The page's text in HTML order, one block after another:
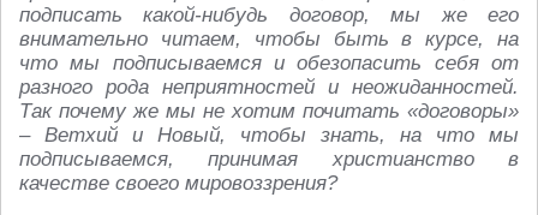
подписать какой-нибудь договор, мы же его
внимательно читаем, чтобы быть в курсе, на
что мы подписываемся и обезопасить себя от
разного рода неприятностей и неожиданностей.
Так почему же мы не хотим почитать «договоры»
– Ветхий и Новый, чтобы знать, на что мы
подписываемся, принимая христианство в
качестве своего мировоззрения?